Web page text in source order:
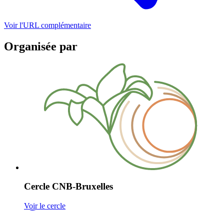
Voir l'URL complémentaire
Organisée par
Cercle CNB-Bruxelles
Voir le cercle